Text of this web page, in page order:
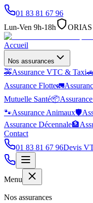
01 83 81 67 96
Lun-Ven 9h-18h
ORIAS
Accueil
Nos assurances
🚕Assurance VTC & Taxi
Assurance Flotte🚛
Mutuelle Santé📦
🐾Assurance Animaux🛡️
Assurance Décennale🏦
Contact
01 83 81 67 96Devis
Menu
Nos assurances